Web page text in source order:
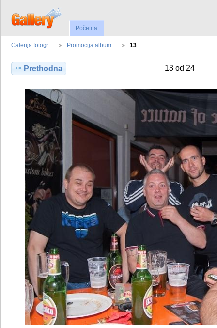
Početna
Galerija fotogr… Promocija album… 13
Prethodna 13 od 24